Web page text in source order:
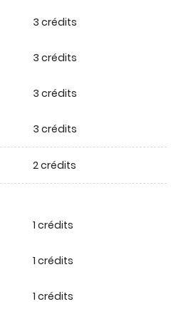
3 crédits
3 crédits
3 crédits
3 crédits
2 crédits
1 crédits
1 crédits
1 crédits